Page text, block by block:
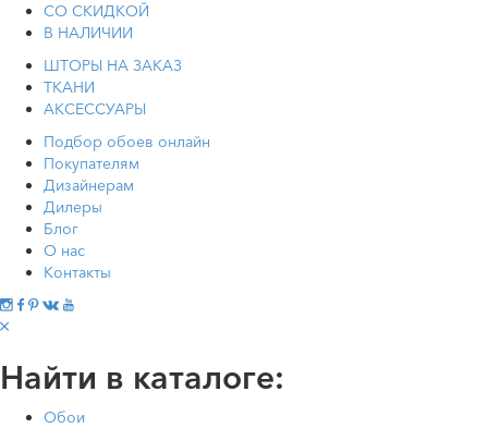
СО СКИДКОЙ
В НАЛИЧИИ
ШТОРЫ НА ЗАКАЗ
ТКАНИ
АКСЕССУАРЫ
Подбор обоев онлайн
Покупателям
Дизайнерам
Дилеры
Блог
О нас
Контакты
Найти в каталоге:
Обои